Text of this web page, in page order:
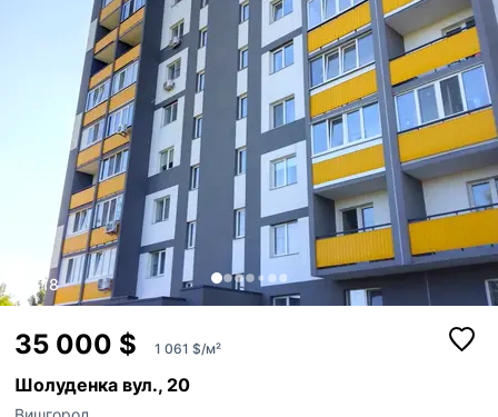
18
35 000 $ 1 061 $/м²
Шолуденка вул., 20